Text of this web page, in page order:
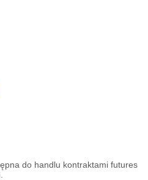
do handlu kontraktami futures